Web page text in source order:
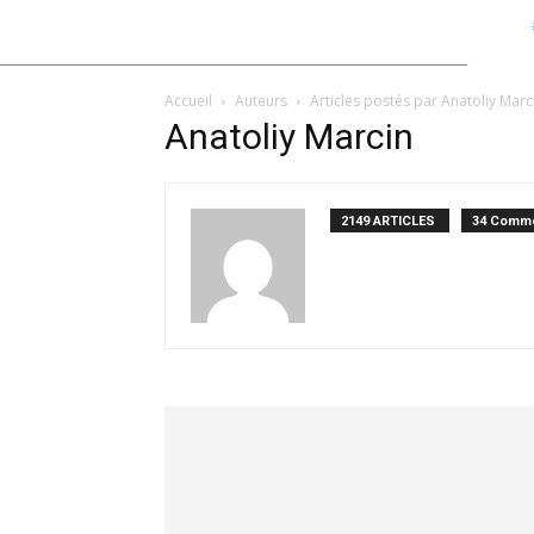
Accueil Auteurs Articles postés par Anatoliy
Anatoliy Marcin
2149 ARTICLES 34